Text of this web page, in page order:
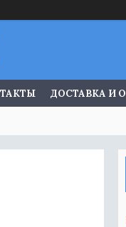
ДОСТАВКА И